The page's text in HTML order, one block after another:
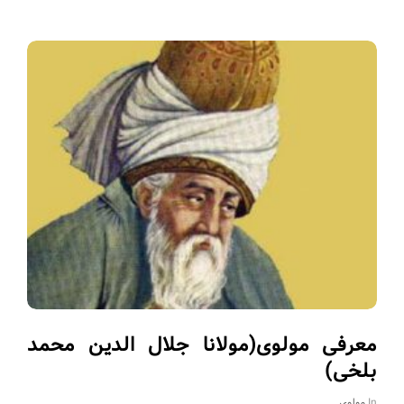
معرفی مولوی(مولانا جلال الدین محمد
بلخی)